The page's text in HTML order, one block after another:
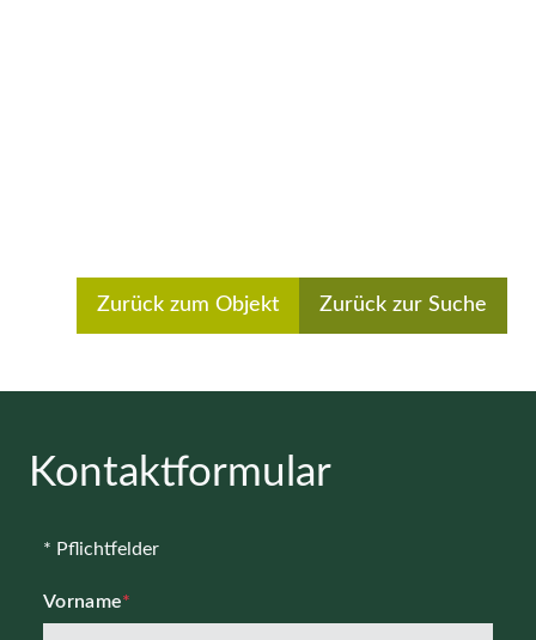
Zurück zum Objekt Zurück zur Suche
Kontaktformular
* Pflichtfelder
Vorname*